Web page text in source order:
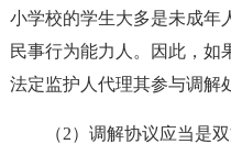
小学校的学生大多是未成年
民事行为能力人。因此，如
法定监护人代理其参与调解
（2）调解协议应当是